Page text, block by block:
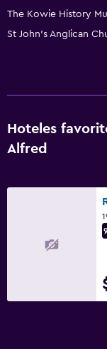
The Kowie History
St John's Anglican
Hoteles
Alfred